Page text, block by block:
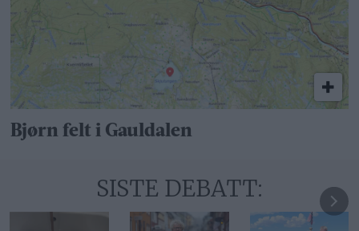
Bjørn felt i Gauldalen
SISTE DEBATT: